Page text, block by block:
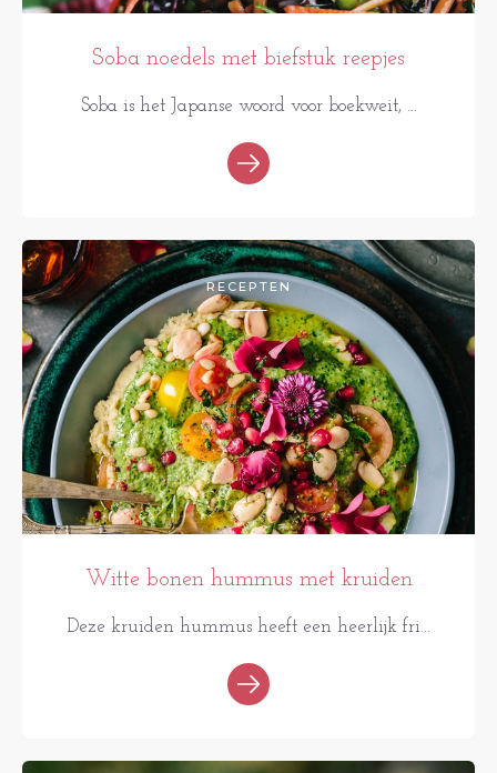
Soba noedels met biefstuk reepjes
Soba is het Japanse woord voor boekweit, ...
RECEPTEN
Witte bonen hummus met kruiden
Deze kruiden hummus heeft een heerlijk fri...